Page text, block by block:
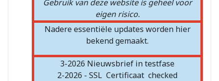
Gebruik van deze website is geheel voor
eigen risico.
Nadere essentiële updates worden hier
bekend gemaakt.
3-2026 Nieuwsbrief in testfase
2-2026 - SSL Certificaat checked